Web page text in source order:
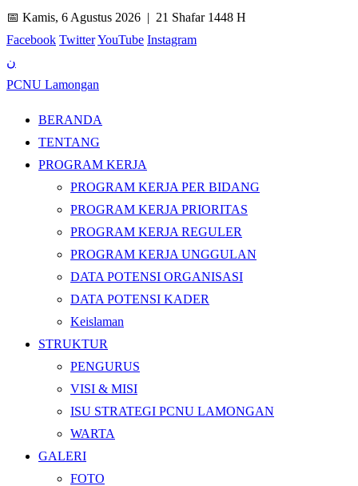
📅 Kamis, 6 Agustus 2026 | 21 Shafar 1448 H
Facebook TwitterYouTube Instagram
ن
PCNU Lamongan
BERANDA
TENTANG
PROGRAM KERJA
PROGRAM KERJA PER BIDANG
PROGRAM KERJA PRIORITAS
PROGRAM KERJA REGULER
PROGRAM KERJA UNGGULAN
DATA POTENSI ORGANISASI
DATA POTENSI KADER
Keislaman
STRUKTUR
PENGURUS
VISI & MISI
ISU STRATEGI PCNU LAMONGAN
WARTA
GALERI
FOTO